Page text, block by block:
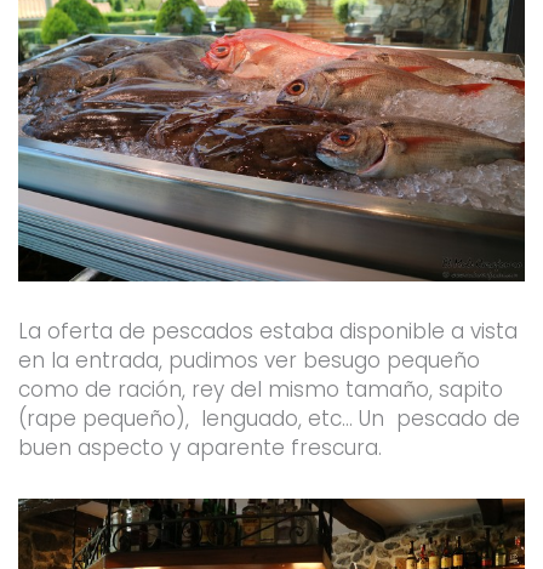
La oferta de pescados estaba disponible a vista
en la entrada, pudimos ver besugo pequeño
como de ración, rey del mismo tamaño, sapito
(rape pequeño), lenguado, etc… Un pescado de
buen aspecto y aparente frescura.